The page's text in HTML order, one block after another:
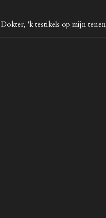
'k testikels op mijn tenen